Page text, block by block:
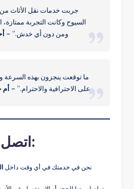
السيوح وكانت التجربة
ومن دون أي خدش.” –
على الاحترافية والاحترام.” – أم
اتصل بنا الآن:
نحن في خدمتك في أي وقت داخل